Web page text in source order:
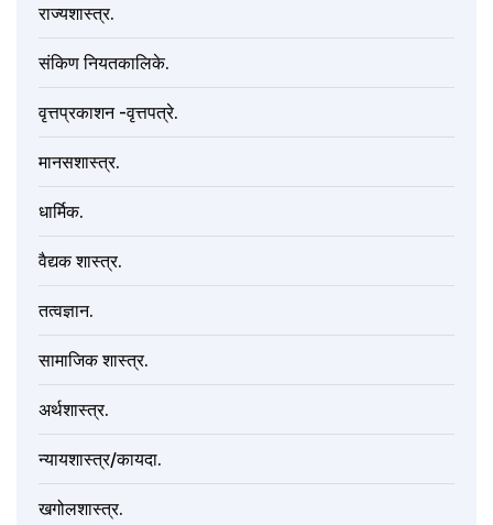
राज्यशास्त्र.
संकिण नियतकालिके.
वृत्तप्रकाशन -वृत्तपत्रे.
मानसशास्त्र.
धार्मिक.
वैद्यक शास्त्र.
तत्वज्ञान.
सामाजिक शास्त्र.
अर्थशास्त्र.
न्यायशास्त्र/कायदा.
खगोलशास्त्र.